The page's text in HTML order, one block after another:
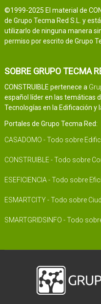
©1999-2025 El material de
de Grupo Tecma Red S.L. y
utilizarlo de ninguna manera
permiso por escrito de Grupo
SOBRE GRUPO TECMA
CONSTRUIBLE pertenece a
español líder en las temáticas
Tecnologías en la Edificación y
Portales de Grupo Tecma Red:
CASADOMO - Todo sobre
CONSTRUIBLE - Todo sobre
ESEFICIENCIA - Todo sobre
ESMARTCITY - Todo sobre
SMARTGRIDSINFO - Todo